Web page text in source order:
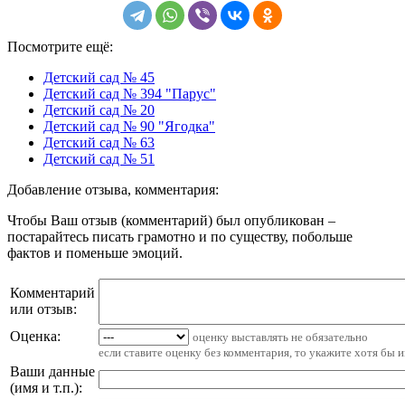
Посмотрите ещё:
Детский сад № 45
Детский сад № 394 "Парус"
Детский сад № 20
Детский сад № 90 "Ягодка"
Детский сад № 63
Детский сад № 51
Добавление отзыва, комментария:
Чтобы Ваш отзыв (комментарий) был опубликован –
постарайтесь писать грамотно и по существу, побольше
фактов и поменьше эмоций.
Комментарий
или отзыв:
Оценка:
оценку выставлять не обязательно
если ставите оценку без комментария, то укажите хотя бы
Ваши данные
(имя и т.п.):